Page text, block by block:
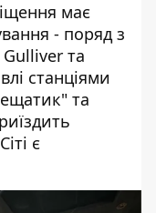
має
- поряд з
та
станціями
та
є